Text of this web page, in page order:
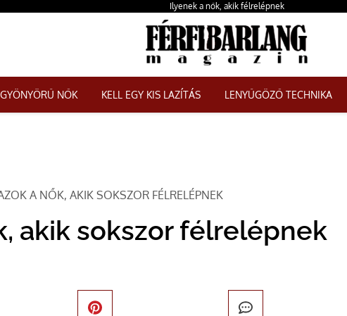
Ilyenek a nők, akik félrelépnek
GYÖNYÖRŰ NŐK KELL EGY KIS LAZÍTÁS LENYŰGÖZŐ TECHNIKA
A NŐK, AKIK SOKSZOR FÉLRELÉPNEK
akik sokszor félrelépnek